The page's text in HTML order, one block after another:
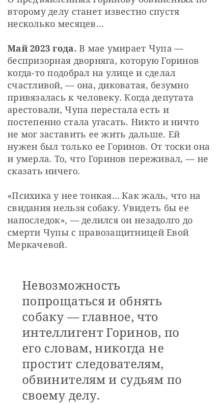
второму делу станет известно спустя
несколько месяцев…
Май 2023 года. В мае умирает Чупа —
беспризорная дворняга, которую Горинов
когда-то подобрал на улице и сделал
счастливой, — она, диковатая, безумно
привязалась к человеку. Когда депутата
арестовали, Чупа перестала есть и
постепенно стала угасать. Никто и ничто
не мог заставить ее жить дальше. Ей
нужен был только ее Горинов. От тоски она
и умерла. То, что Горинов переживал, — не
сказать ничего.
«Психика у нее тонкая… Как жаль, что на
свидания нельзя собаку. Увидеть бы ее
напоследок», — делился он незадолго до
смерти Чупы с правозащитницей Евой
Меркачевой.
Невозможность
попрощаться и обнять
собаку — главное, что
интеллигент Горинов, по
его словам, никогда не
простит следователям,
обвинителям и судьям по
своему делу.